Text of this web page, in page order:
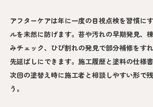
アフターケアは年に一度の目視点検を習慣に
ルを未然に防げます。苔や汚れの早期発見、
みチェック、ひび割れの発見で部分補修をす
先延ばしにできます。施工履歴と塗料の仕様
次回の塗替え時に施工者と相談しやすい形で
う。